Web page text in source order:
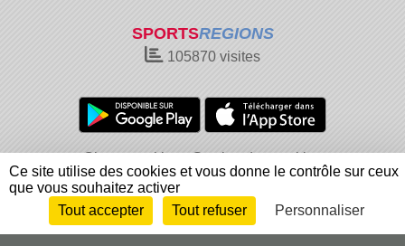
SPORTSREGIONS
105870 visites
Charte cookies
Gestion des cookies
Informations légales
Signaler un contenu inapproprié
Envie de participer ? Connexion
Ce site utilise des cookies et vous donne le contrôle sur ceux
que vous souhaitez activer
Tout accepter
Tout refuser Personnaliser